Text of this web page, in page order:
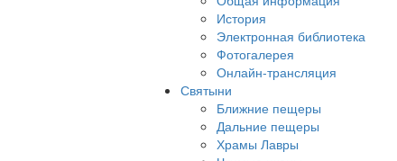
История
Электронная библиотека
Фотогалерея
Онлайн-трансляция
Святыни
Ближние пещеры
Дальние пещеры
Храмы Лавры